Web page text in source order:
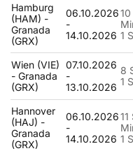
Hamburg
(HAM) -
Granada
(GRX)
06.10.2026
-
14.10.2026 1
Wien (VIE)
- Granada
(GRX)
07.10.2026
-
13.10.2026
8
1
Hannover
(HAJ) -
Granada
(GRX)
06.10.2026
-
14.10.2026 1